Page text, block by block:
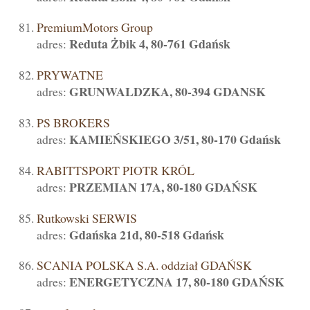
PremiumMotors Group
adres: Reduta Żbik 4, 80-761 Gdańsk
PRYWATNE
adres: GRUNWALDZKA, 80-394 GDANSK
PS BROKERS
adres: KAMIEŃSKIEGO 3/51, 80-170 Gdańsk
RABITTSPORT PIOTR KRÓL
adres: PRZEMIAN 17A, 80-180 GDAŃSK
Rutkowski SERWIS
adres: Gdańska 21d, 80-518 Gdańsk
SCANIA POLSKA S.A. oddział GDAŃSK
adres: ENERGETYCZNA 17, 80-180 GDAŃSK